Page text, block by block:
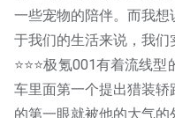
一些宠物的陪伴。而我
于我们的生活来说，我们
⭐️⭐️⭐️极氪001有着流线
车里面第一个提出猎装
的第一眼就被他的大气